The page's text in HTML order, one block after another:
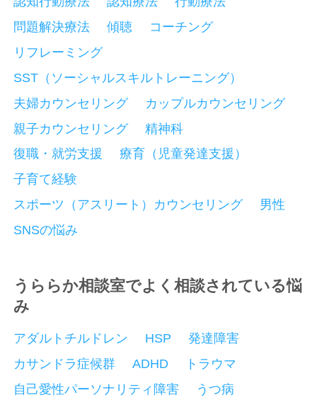
問題解決療法
傾聴
コーチング
リフレーミング
SST（ソーシャルスキルトレーニング）
夫婦カウンセリング
カップルカウンセリング
親子カウンセリング
精神科
復職・就労支援
療育（児童発達支援）
子育て経験
スポーツ（アスリート）カウンセリング
男性
SNSの悩み
うららか相談室でよく相談されている悩
み
アダルトチルドレン HSP
発達障害
カサンドラ症候群
ADHD
トラウマ
自己愛性パーソナリティ障害
うつ病